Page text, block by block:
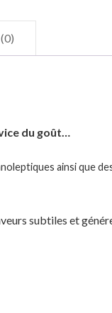
du goût…
ainsi que
subtiles et